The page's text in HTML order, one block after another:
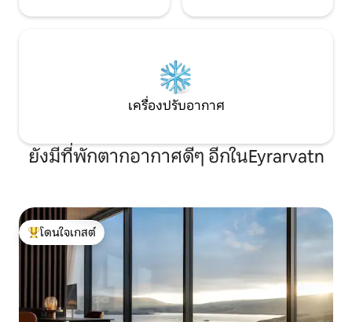
เครื่องปรับอากาศ
ยังมีที่พักตากอากาศดีๆ อีกในEyrarvatn
โดนใจเกสต์ที่สุด
โดนใจเกสต์